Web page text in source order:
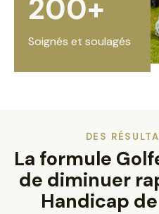
200+
Soignés et soulagés
DES
La formule
de diminuer
Handicap